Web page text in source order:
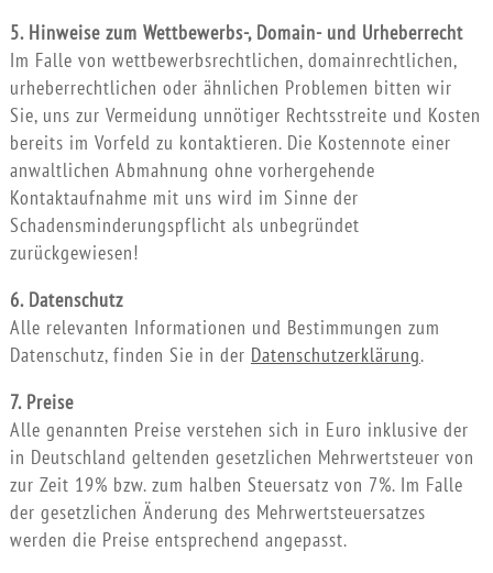
5. Hinweise zum Wettbewerbs-, Domain- und Urheberrecht
Im Falle von wettbewerbsrechtlichen, domainrechtlichen,
urheberrechtlichen oder ähnlichen Problemen bitten wir
Sie, uns zur Vermeidung unnötiger Rechtsstreite und Kosten
bereits im Vorfeld zu kontaktieren. Die Kostennote einer
anwaltlichen Abmahnung ohne vorhergehende
Kontaktaufnahme mit uns wird im Sinne der
Schadensminderungspflicht als unbegründet
zurückgewiesen!
6. Datenschutz
Alle relevanten Informationen und Bestimmungen zum
Datenschutz, finden Sie in der Datenschutzerklärung.
7. Preise
Alle genannten Preise verstehen sich in Euro inklusive der
in Deutschland geltenden gesetzlichen Mehrwertsteuer von
zur Zeit 19% bzw. zum halben Steuersatz von 7%. Im Falle
der gesetzlichen Änderung des Mehrwertsteuersatzes
werden die Preise entsprechend angepasst.